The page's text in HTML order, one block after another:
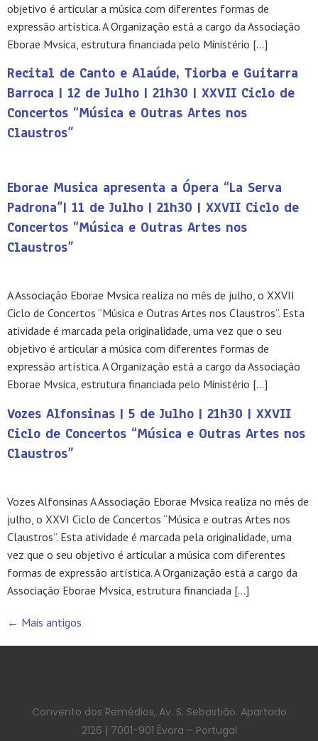
objetivo é articular a música com diferentes formas de
expressão artística. A Organização está a cargo da Associação
Eborae Mvsica, estrutura financiada pelo Ministério […]
Recital de Canto e Alaúde, Tiorba e Guitarra
Barroca | 12 de Julho | 21h30 | XXVII Ciclo de
Concertos “Música e Outras Artes nos
Claustros”
Eborae Musica apresenta a Ópera “La Serva
Padrona”| 11 de Julho | 21h30 | XXVII Ciclo de
Concertos “Música e Outras Artes nos
Claustros”
A Associação Eborae Mvsica realiza no mês de julho, o XXVII
Ciclo de Concertos “Música e Outras Artes nos Claustros”. Esta
atividade é marcada pela originalidade, uma vez que o seu
objetivo é articular a música com diferentes formas de
expressão artística. A Organização está a cargo da Associação
Eborae Mvsica, estrutura financiada pelo Ministério […]
Vozes Alfonsinas | 5 de Julho | 21h30 | XXVII
Ciclo de Concertos “Música e Outras Artes nos
Claustros”
Vozes Alfonsinas A Associação Eborae Mvsica realiza no mês de
julho, o XXVI Ciclo de Concertos “Música e outras Artes nos
Claustros”. Esta atividade é marcada pela originalidade, uma
vez que o seu objetivo é articular a música com diferentes
formas de expressão artística. A Organização está a cargo da
Associação Eborae Mvsica, estrutura financiada […]
← Mais antigos
Convento dos Remédios, Av. S. Sebastião. Apartado
2126 | 7001-901 Évora – Portugal